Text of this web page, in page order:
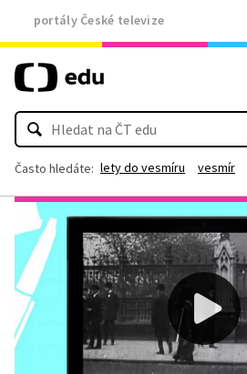
portály České televize
Často hledáte: lety do vesmíru vesmír